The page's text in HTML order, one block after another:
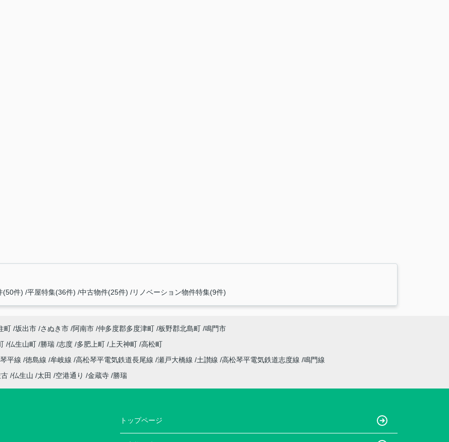
(50件) 平屋特集(36件) 中古物件(25件) リノベーション物件特集(9件)
町 坂出市 さぬき市 阿南市 仲多度郡多度津町 板野郡北島町 鳴門市
仏生山町 勝瑞 志度 多肥上町 上天神町 高松町
平線 徳島線 牟岐線 高松琴平電気鉄道長尾線 瀬戸大橋線 土讃線 高松琴平電気鉄道志度線 鳴門線
仏生山 太田 空港通り 金蔵寺 勝瑞
トップページ